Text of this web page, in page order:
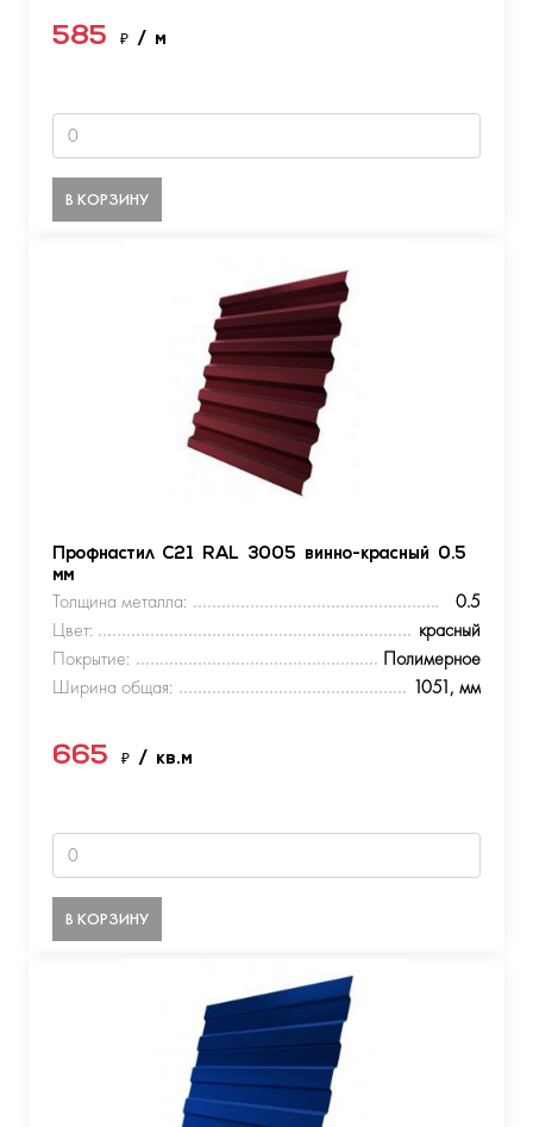
585 ₽ / м
В КОРЗИНУ
Профнастил С21 RAL 3005 винно-красный 0.5
мм
Толщина металла:
0.5
Цвет:
красный
Покрытие:
Полимерное
Ширина общая:
1051, мм
665 ₽ / кв.м
В КОРЗИНУ